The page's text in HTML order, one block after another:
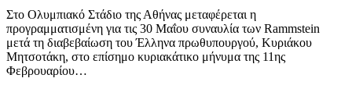
Στο Ολυμπιακό Στάδιο της Αθήνας μεταφέρεται η
προγραμματισμένη για τις 30 Μαΐου συναυλία των Rammstein
μετά τη διαβεβαίωση του Έλληνα πρωθυπουργού, Κυριάκου
Μητσοτάκη, στο επίσημο κυριακάτικο μήνυμα της 11ης
Φεβρουαρίου…